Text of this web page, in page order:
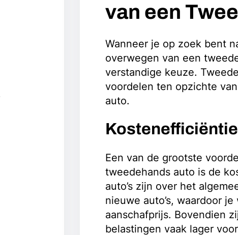
van een
Wanneer je op zoek bent
overwegen van een
verstandige keuze.
voordelen ten opzichte
auto.
Kostenefficiëntie
Een van de grootste
tweedehands auto is de
auto’s zijn over het
nieuwe auto’s, waardoor
aanschafprijs. Bovendien
belastingen vaak lager